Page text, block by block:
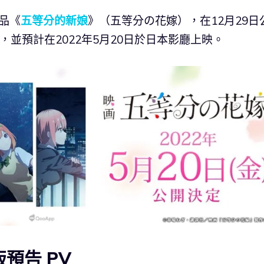
《五等分的新娘》（五等分の花嫁），在12月29日
並預計在2022年5月20日於日本影廳上映。
預告 PV